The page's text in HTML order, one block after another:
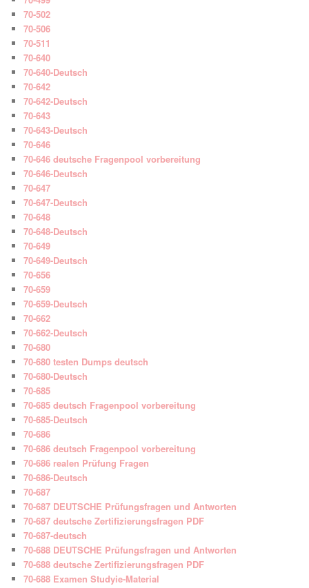
70-502
70-506
70-511
70-640
70-640-Deutsch
70-642
70-642-Deutsch
70-643
70-643-Deutsch
70-646
70-646 deutsche Fragenpool vorbereitung
70-646-Deutsch
70-647
70-647-Deutsch
70-648
70-648-Deutsch
70-649
70-649-Deutsch
70-656
70-659
70-659-Deutsch
70-662
70-662-Deutsch
70-680
70-680 testen Dumps deutsch
70-680-Deutsch
70-685
70-685 deutsch Fragenpool vorbereitung
70-685-Deutsch
70-686
70-686 deutsch Fragenpool vorbereitung
70-686 realen Prüfung Fragen
70-686-Deutsch
70-687
70-687 DEUTSCHE Prüfungsfragen und Antworten
70-687 deutsche Zertifizierungsfragen PDF
70-687-deutsch
70-688 DEUTSCHE Prüfungsfragen und Antworten
70-688 deutsche Zertifizierungsfragen PDF
70-688 Examen Studyie-Material